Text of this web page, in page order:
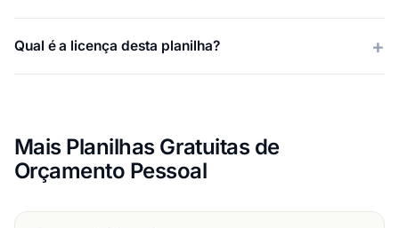
Qual é a licença desta planilha?
Mais Planilhas Gratuitas de
Orçamento Pessoal